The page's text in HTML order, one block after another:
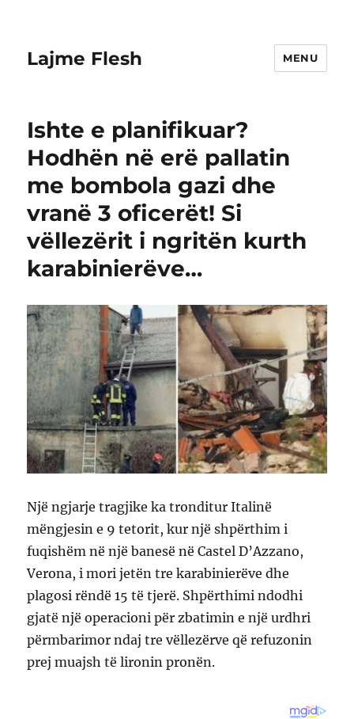
Lajme Flesh MENU
Ishte e planifikuar?
Hodhën në erë pallatin
me bombola gazi dhe
vranë 3 oficerët! Si
vëllezërit i ngritën kurth
karabinierëve…
Një ngjarje tragjike ka tronditur Italinë
mëngjesin e 9 tetorit, kur një shpërthim i
fuqishëm në një banesë në Castel D’Azzano,
Verona, i mori jetën tre karabinierëve dhe
plagosi rëndë 15 të tjerë. Shpërthimi ndodhi
gjatë një operacioni për zbatimin e një urdhri
përmbarimor ndaj tre vëllezërve që refuzonin
prej muajsh të lironin pronën.